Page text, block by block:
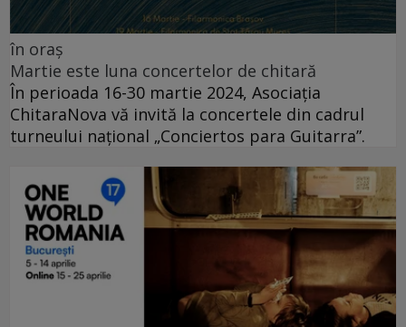
în oraș
Martie este luna concertelor de chitară
În perioada 16-30 martie 2024, Asociația
ChitaraNova vă invită la concertele din cadrul
turneului național „Conciertos para Guitarra”.